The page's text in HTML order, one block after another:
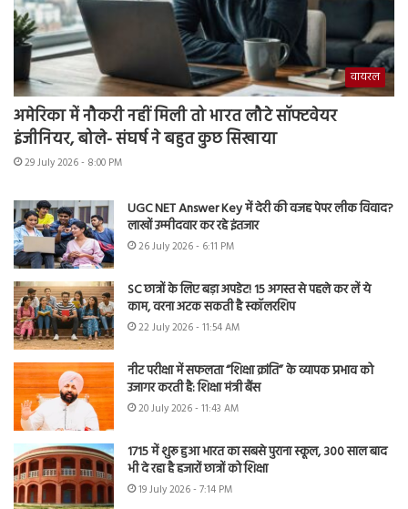
वायरल
अमेरिका में नौकरी नहीं मिली तो भारत लौटे सॉफ्टवेयर
इंजीनियर, बोले- संघर्ष ने बहुत कुछ सिखाया
29 July 2026 - 8:00 PM
UGC NET Answer Key में देरी की वजह पेपर लीक विवाद?
लाखों उम्मीदवार कर रहे इंतजार
26 July 2026 - 6:11 PM
SC छात्रों के लिए बड़ा अपडेट! 15 अगस्त से पहले कर लें ये
काम, वरना अटक सकती है स्कॉलरशिप
22 July 2026 - 11:54 AM
नीट परीक्षा में सफलता “शिक्षा क्रांति” के व्यापक प्रभाव को
उजागर करती है: शिक्षा मंत्री बैंस
20 July 2026 - 11:43 AM
1715 में शुरू हुआ भारत का सबसे पुराना स्कूल, 300 साल बाद
भी दे रहा है हजारों छात्रों को शिक्षा
19 July 2026 - 7:14 PM